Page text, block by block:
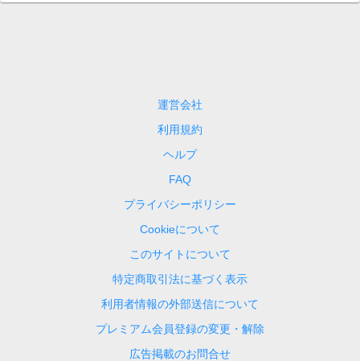
運営会社
利用規約
ヘルプ
FAQ
プライバシーポリシー
Cookieについて
このサイトについて
特定商取引法に基づく表示
利用者情報の外部送信について
プレミアム会員登録の変更・解除
広告掲載のお問合せ